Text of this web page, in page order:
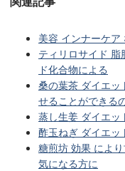
美容 インナーケ
ティリロサイド 脂
ド化合物による
桑の葉茶 ダイエッ
せることができる
蒸し生姜 ダイエッ
酢玉ねぎ ダイエッ
糖煎坊 効果 によ
気になる方に